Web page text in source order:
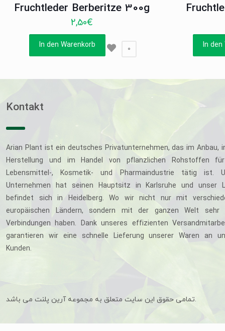
Fruchtleder Berberitze 300g
2,50€
In den Warenkorb 0 In den
Kontakt
Arian Plant ist ein deutsches Privatunternehmen, das im Anbau,
Herstellung und im Handel von pflanzlichen Rohstoffen
Lebensmittel-, Kosmetik- und Pharmaindustrie tätig ist.
Unternehmen hat seinen Hauptsitz in Karlsruhe und unser
befindet sich in Heidelberg. Wo wir nicht nur mit
europäischen Ländern, sondern mit der ganzen Welt sehr
Verbindungen haben. Dank unseres effizienten
garantieren wir eine schnelle Lieferung unserer Waren an
Kunden.
تمامی حقوق این سایت متعلق به مجموعه آرین پلنت می باشد.